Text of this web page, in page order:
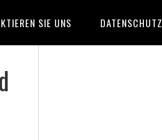
SIE UNS DATENSCHUTZ